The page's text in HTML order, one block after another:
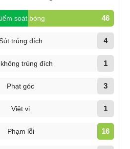
soát bóng 46
trúng đích 4
trúng đích 1
Phạt góc 3
Việt vị 1
Phạm lỗi 16